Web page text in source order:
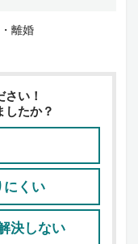
離婚
い！
したか？
くい
決しない